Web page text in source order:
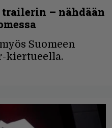
– nähdään
Suomeen
kiertueella.